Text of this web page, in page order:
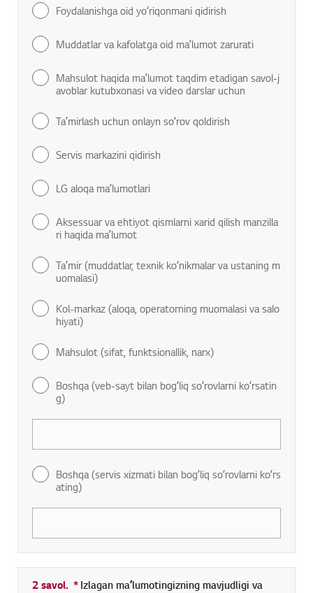
Foydalanishga oid yoʻriqonmani qidirish
Muddatlar va kafolatga oid maʼlumot zarurati
Mahsulot haqida maʼlumot taqdim etadigan savol-j
avoblar kutubxonasi va video darslar uchun
Taʼmirlash uchun onlayn soʻrov qoldirish
Servis markazini qidirish
LG aloqa maʼlumotlari
Aksessuar va ehtiyot qismlarni xarid qilish manzilla
ri haqida maʼlumot
Taʼmir (muddatlar, texnik koʻnikmalar va ustaning m
uomalasi)
Kol-markaz (aloqa, operatorning muomalasi va salo
hiyati)
Mahsulot (sifat, funktsionallik, narx)
Boshqa (veb-sayt bilan bogʻliq soʻrovlarni koʻrsatin
g)
Boshqa (servis xizmati bilan bogʻliq soʻrovlarni koʻrs
ating)
2 savol. *Toʻldirish shart boʻlgan maydon
Izlagan maʼlumotingizning mavjudligi va